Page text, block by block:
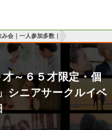
会｜一人参加多数｜
～６５才限定・個
シニアサークルイベ